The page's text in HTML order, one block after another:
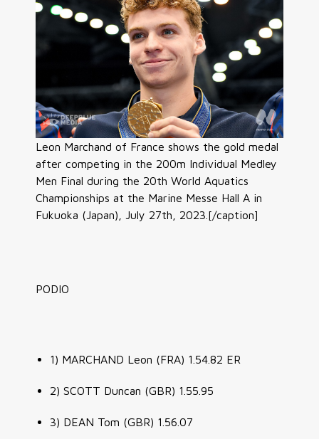
Leon Marchand of France shows the gold medal
after competing in the 200m Individual Medley
Men Final during the 20th World Aquatics
Championships at the Marine Messe Hall A in
Fukuoka (Japan), July 27th, 2023.[/caption]
PODIO
1) MARCHAND Leon (FRA) 1.54.82 ER
2) SCOTT Duncan (GBR) 1.55.95
3) DEAN Tom (GBR) 1.56.07